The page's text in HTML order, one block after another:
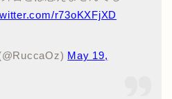
r73oKXFjXD
May 19,